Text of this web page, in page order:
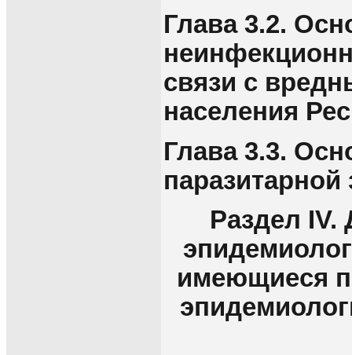
Глава 3.2.
связи с
населения
Глава 3.3.
Раздел IV.
имеющиеся